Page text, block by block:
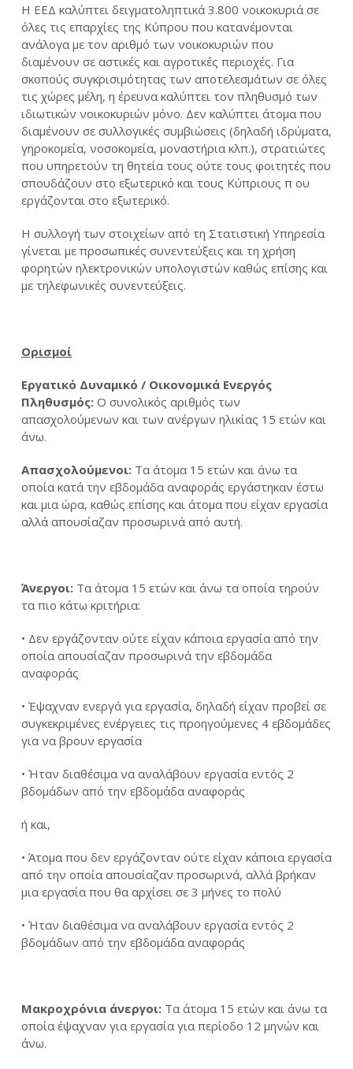
Η ΕΕΔ καλύπτει δειγματοληπτικά 3.800 νοικοκυριά σε
όλες τις επαρχίες της Κύπρου που κατανέμονται
ανάλογα με τον αριθμό των νοικοκυριών που
διαμένουν σε αστικές και αγροτικές περιοχές. Για
σκοπούς συγκρισιμότητας των αποτελεσμάτων σε όλες
τις χώρες μέλη, η έρευνα καλύπτει τον πληθυσμό των
ιδιωτικών νοικοκυριών μόνο. Δεν καλύπτει άτομα που
διαμένουν σε συλλογικές συμβιώσεις (δηλαδή ιδρύματα,
γηροκομεία, νοσοκομεία, μοναστήρια κλπ.), στρατιώτες
που υπηρετούν τη θητεία τους ούτε τους φοιτητές που
σπουδάζουν στο εξωτερικό και τους Κύπριους π ου
εργάζονται στο εξωτερικό.
Η συλλογή των στοιχείων από τη Στατιστική Υπηρεσία
γίνεται με προσωπικές συνεντεύξεις και τη χρήση
φορητών ηλεκτρονικών υπολογιστών καθώς επίσης και
με τηλεφωνικές συνεντεύξεις.
Ορισμοί
Εργατικό Δυναμικό / Οικονομικά Ενεργός
Πληθυσμός: Ο συνολικός αριθμός των
απασχολούμενων και των ανέργων ηλικίας 15 ετών και
άνω.
Απασχολούμενοι: Τα άτομα 15 ετών και άνω τα
οποία κατά την εβδομάδα αναφοράς εργάστηκαν έστω
και μια ώρα, καθώς επίσης και άτομα που είχαν εργασία
αλλά απουσίαζαν προσωρινά από αυτή.
Άνεργοι: Τα άτομα 15 ετών και άνω τα οποία τηρούν
τα πιο κάτω κριτήρια:
• Δεν εργάζονταν ούτε είχαν κάποια εργασία από την
οποία απουσίαζαν προσωρινά την εβδομάδα
αναφοράς
• Έψαχναν ενεργά για εργασία, δηλαδή είχαν προβεί σε
συγκεκριμένες ενέργειες τις προηγούμενες 4 εβδομάδες
για να βρουν εργασία
• Ήταν διαθέσιμα να αναλάβουν εργασία εντός 2
βδομάδων από την εβδομάδα αναφοράς
ή και,
• Άτομα που δεν εργάζονταν ούτε είχαν κάποια εργασία
από την οποία απουσίαζαν προσωρινά, αλλά βρήκαν
μια εργασία που θα αρχίσει σε 3 μήνες το πολύ
• Ήταν διαθέσιμα να αναλάβουν εργασία εντός 2
βδομάδων από την εβδομάδα αναφοράς
Μακροχρόνια άνεργοι: Τα άτομα 15 ετών και άνω τα
οποία έψαχναν για εργασία για περίοδο 12 μηνών και
άνω.